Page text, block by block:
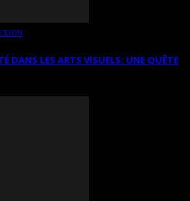
DANS LES ARTS VISUELS: UNE QUÊTE